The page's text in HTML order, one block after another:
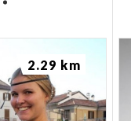
2.29 km